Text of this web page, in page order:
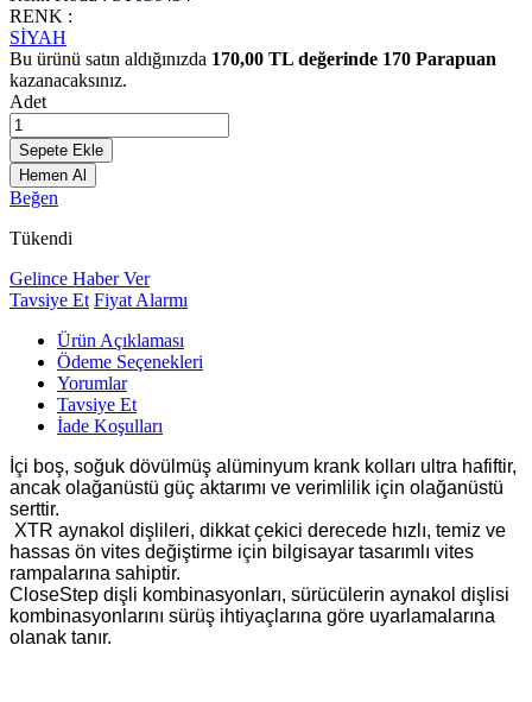
RENK :
SİYAH
Bu ürünü satın aldığınızda 170,00 TL değerinde 170 Parapuan
kazanacaksınız.
Adet
Sepete Ekle
Hemen Al
Beğen
Tükendi
Gelince Haber Ver
Tavsiye Et Fiyat Alarmı
Ürün Açıklaması
Ödeme Seçenekleri
Yorumlar
Tavsiye Et
İade Koşulları
İçi boş, soğuk dövülmüş alüminyum krank kolları ultra hafiftir,
ancak olağanüstü güç aktarımı ve verimlilik için olağanüstü
serttir.
XTR aynakol dişlileri, dikkat çekici derecede hızlı, temiz ve
hassas ön vites değiştirme için bilgisayar tasarımlı vites
rampalarına sahiptir.
CloseStep dişli kombinasyonları, sürücülerin aynakol dişlisi
kombinasyonlarını sürüş ihtiyaçlarına göre uyarlamalarına
olanak tanır.